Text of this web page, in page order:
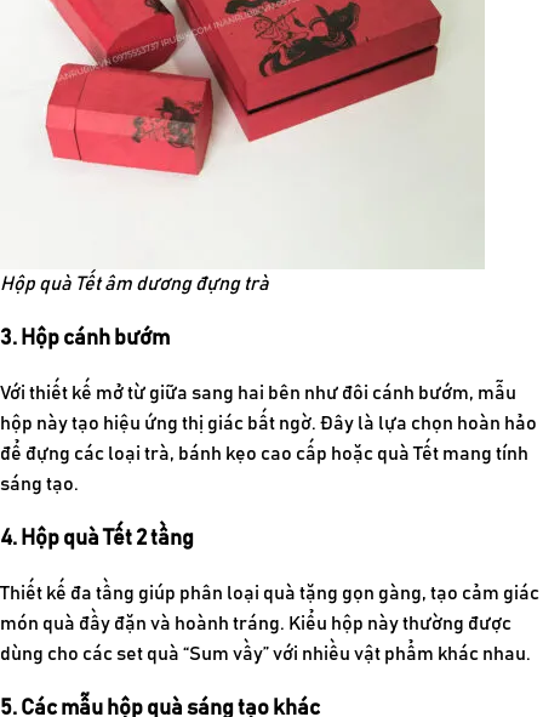
Hộp quà Tết âm dương đựng trà
3. Hộp cánh bướm
Với thiết kế mở từ giữa sang hai bên như đôi cánh bướm, mẫu
hộp này tạo hiệu ứng thị giác bất ngờ. Đây là lựa chọn hoàn hảo
để đựng các loại trà, bánh kẹo cao cấp hoặc quà Tết mang tính
sáng tạo.
4. Hộp quà Tết 2 tầng
Thiết kế đa tầng giúp phân loại quà tặng gọn gàng, tạo cảm giác
món quà đầy đặn và hoành tráng. Kiểu hộp này thường được
dùng cho các set quà “Sum vầy” với nhiều vật phẩm khác nhau.
5. Các mẫu hộp quà sáng tạo khác